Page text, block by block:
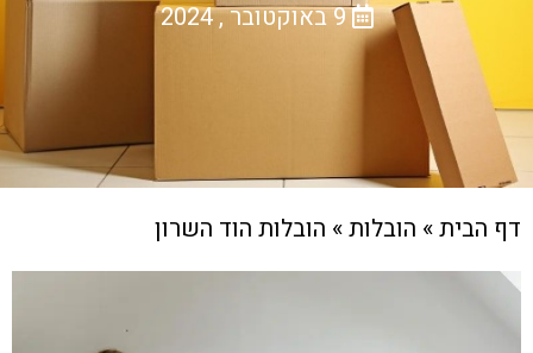
9 באוקטובר , 2024
דף הבית» הובלות» הובלות הוד השרון